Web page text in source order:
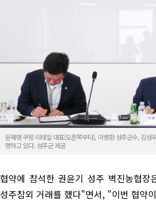
윤혜영 쿠팡 리테일 대표(오른쪽부터), 이병환 성주군수, 김
명하고 있다. 성주군 제공
협약에 참석한 권윤기 성주 벽진농협
성주참외 거래를 했다"면서, "이번 협약